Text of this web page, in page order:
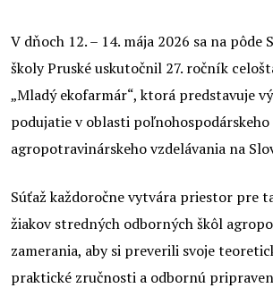
V dňoch 12. – 14. mája 2026 sa na pôde
školy Pruské uskutočnil 27. ročník
„Mladý ekofarmár“, ktorá predstavuje
podujatie v oblasti poľnohospodárskeho
agropotravinárskeho vzdelávania na
Súťaž každoročne vytvára priestor pre
žiakov stredných odborných škôl
zamerania, aby si preverili svoje
praktické zručnosti a odbornú